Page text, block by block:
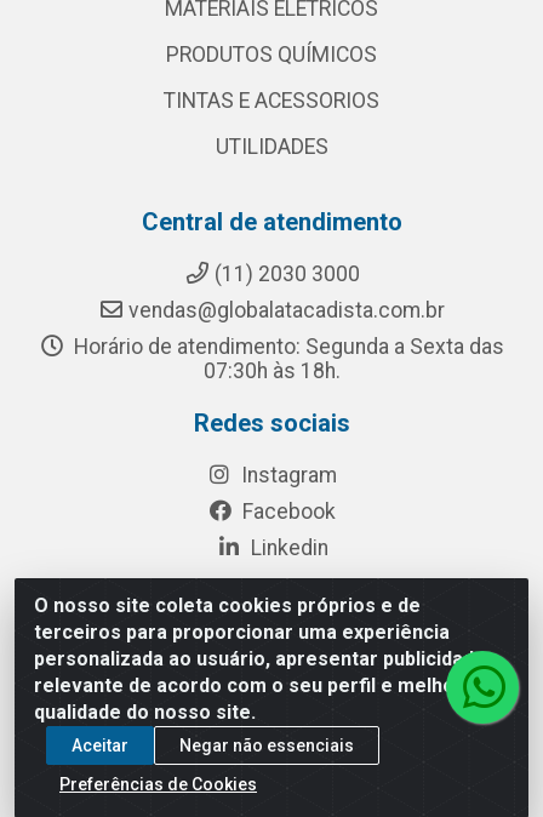
O nosso site coleta cookies próprios e de
terceiros para proporcionar uma experiência
personalizada ao usuário, apresentar publicidade
relevante de acordo com o seu perfil e melhorar a
qualidade do nosso site.
Aceitar
Negar não essenciais
Preferências de Cookies
MATERIAIS ELETRICOS
PRODUTOS QUÍMICOS
TINTAS E ACESSORIOS
UTILIDADES
Central de atendimento
(11) 2030 3000
vendas@globalatacadista.com.br
Horário de atendimento: Segunda a Sexta das
07:30h às 18h.
Redes sociais
Instagram
Facebook
Linkedin
Rua Chipuê, 117 - S. Miguel Paulista São Paulo/SP - CEP
08010-260- CNPJ: 03.010.739/0001-72